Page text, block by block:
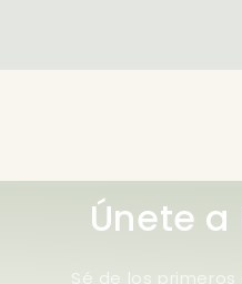
Únete a
Sé de los